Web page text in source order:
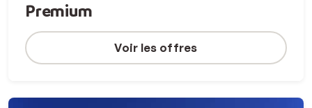
Premium
Voir les offres